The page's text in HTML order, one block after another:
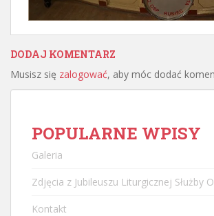
DODAJ KOMENTARZ
Musisz się zalogować, aby móc dodać
POPULARNE WPISY
Galeria
Zdjęcia z Jubileuszu Liturgicznej Służby
Kontakt